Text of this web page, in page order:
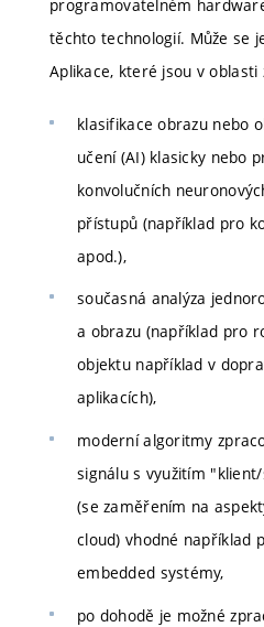
programovatelném
těchto technologií. Může se
Aplikace, které jsou v
klasifikace obrazu nebo
učení (AI) klasicky nebo
konvolučních
přístupů (například pro
apod.),
současná analýza
a obrazu (například pro
objektu například v
aplikacích),
moderní algoritmy
signálu s využitím
(se zaměřením na
cloud) vhodné například
embedded systémy,
po dohodě je možné